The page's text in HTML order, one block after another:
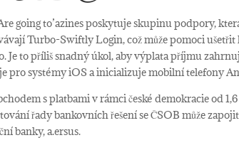
going to’azines poskytuje skupinu podpory,
Turbo-Swiftly Login, což může pomoci
Je to příliš snadný úkol, aby výplata příjmu
pro systémy iOS a inicializuje mobilní telefony
s platbami v rámci české demokracie od
řady bankovních řešení se ČSOB může
banky, a.ersus.